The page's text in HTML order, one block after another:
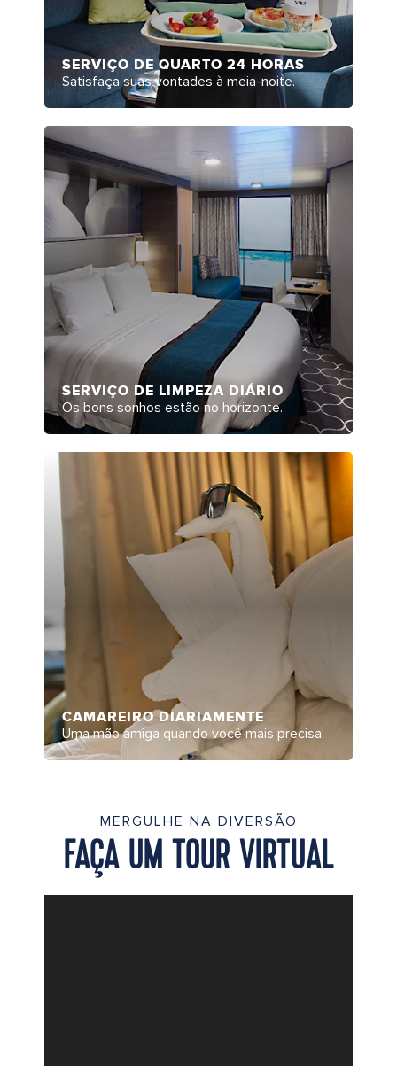
SERVIÇO DE QUARTO 24 HORAS
Satisfaça suas vontades à meia-noite.
SERVIÇO DE LIMPEZA DIÁRIO
Os bons sonhos estão no horizonte.
CAMAREIRO DIARIAMENTE
Uma mão amiga quando você mais precisa.
MERGULHE NA DIVERSÃO
FAÇA UM TOUR VIRTUAL